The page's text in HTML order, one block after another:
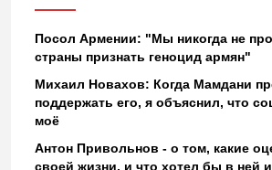
Посол Армении: "Мы никогда не
страны признать геноцид армян"
Михаил Новахов: Когда Мамдани
поддержать его, я объяснил, что
моё
Антон Привольнов - о том, какие
своей жизни, и что хотел бы в ней